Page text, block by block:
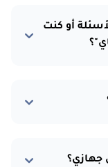
أو كنت
جهازي؟